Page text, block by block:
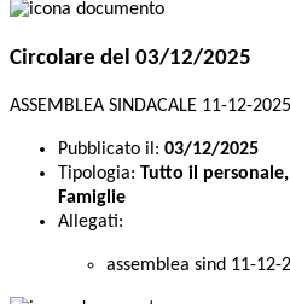
Circolare del 03/12/2025
ASSEMBLEA SINDACALE 11-12-2025
Pubblicato il: 03/12/2025
Tipologia: Tutto il
Famiglie
Allegati:
assemblea sind 11-12-